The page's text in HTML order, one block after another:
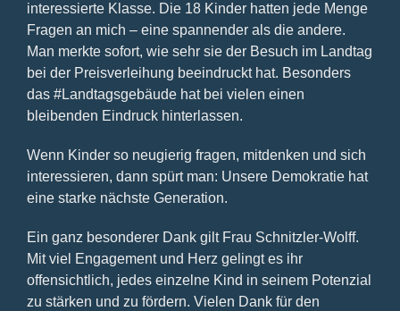
interessierte Klasse. Die 18 Kinder hatten jede Menge
Fragen an mich – eine spannender als die andere.
Man merkte sofort, wie sehr sie der Besuch im Landtag
bei der Preisverleihung beeindruckt hat. Besonders
das #Landtagsgebäude hat bei vielen einen
bleibenden Eindruck hinterlassen.
Wenn Kinder so neugierig fragen, mitdenken und sich
interessieren, dann spürt man: Unsere Demokratie hat
eine starke nächste Generation.
Ein ganz besonderer Dank gilt Frau Schnitzler-Wolff.
Mit viel Engagement und Herz gelingt es ihr
offensichtlich, jedes einzelne Kind in seinem Potenzial
zu stärken und zu fördern. Vielen Dank für den